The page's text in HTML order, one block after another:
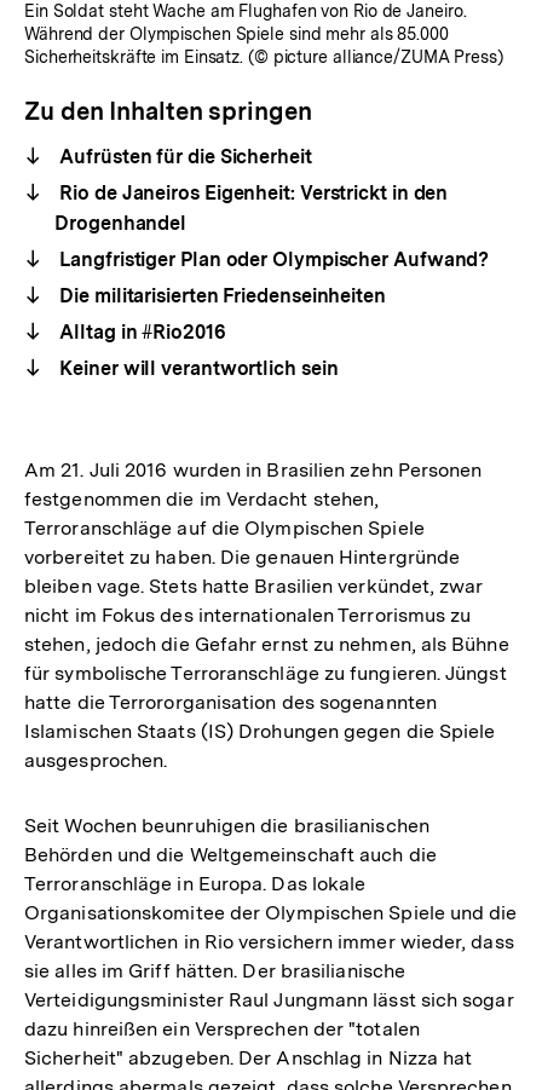
Ein Soldat steht Wache am Flughafen von Rio de Janeiro.
Während der Olympischen Spiele sind mehr als 85.000
Sicherheitskräfte im Einsatz. (© picture alliance/ZUMA Press)
Zu den Inhalten springen
Aufrüsten für die Sicherheit
Rio de Janeiros Eigenheit: Verstrickt in den
Drogenhandel
Langfristiger Plan oder Olympischer Aufwand?
Die militarisierten Friedenseinheiten
Alltag in #Rio2016
Keiner will verantwortlich sein
Am 21. Juli 2016 wurden in Brasilien zehn Personen
festgenommen die im Verdacht stehen,
Terroranschläge auf die Olympischen Spiele
vorbereitet zu haben. Die genauen Hintergründe
bleiben vage. Stets hatte Brasilien verkündet, zwar
nicht im Fokus des internationalen Terrorismus zu
stehen, jedoch die Gefahr ernst zu nehmen, als Bühne
für symbolische Terroranschläge zu fungieren. Jüngst
hatte die Terrororganisation des sogenannten
Islamischen Staats (IS) Drohungen gegen die Spiele
ausgesprochen.
Seit Wochen beunruhigen die brasilianischen
Behörden und die Weltgemeinschaft auch die
Terroranschläge in Europa. Das lokale
Organisationskomitee der Olympischen Spiele und die
Verantwortlichen in Rio versichern immer wieder, dass
sie alles im Griff hätten. Der brasilianische
Verteidigungsminister Raul Jungmann lässt sich sogar
dazu hinreißen ein Versprechen der "totalen
Sicherheit" abzugeben. Der Anschlag in Nizza hat